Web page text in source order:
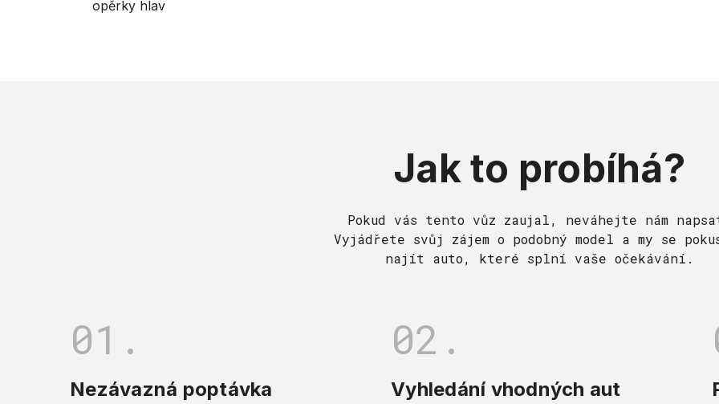
opěrky hlav
Jak to probíhá?
Pokud vás tento vůz zaujal, neváhejte nám
Vyjádřete svůj zájem o podobný model a my se
najít auto, které splní vaše očekávání.
01.
Nezávazná poptávka
02.
Vyhledání vhodných aut